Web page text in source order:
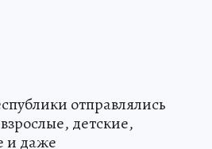
отправлялись
детские,
и даже